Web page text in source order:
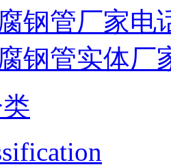
钢管厂家电
钢管实体厂